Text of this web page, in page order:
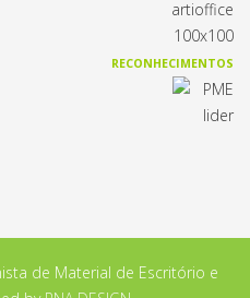
RECONHECIMENTOS
de Material de Escritório e